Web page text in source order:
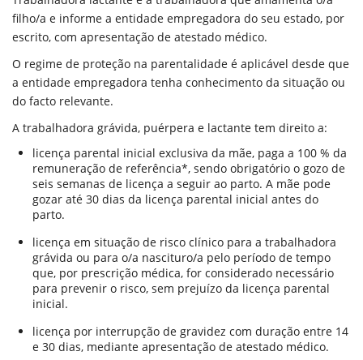
filho/a e informe a entidade empregadora do seu estado, por
escrito, com apresentação de atestado médico.
O regime de proteção na parentalidade é aplicável desde que
a entidade empregadora tenha conhecimento da situação ou
do facto relevante.
A trabalhadora grávida, puérpera e lactante tem direito a:
licença parental inicial exclusiva da mãe, paga a 100 % da
remuneração de referência*, sendo obrigatório o gozo de
seis semanas de licença a seguir ao parto. A mãe pode
gozar até 30 dias da licença parental inicial antes do
parto.
licença em situação de risco clínico para a trabalhadora
grávida ou para o/a nascituro/a pelo período de tempo
que, por prescrição médica, for considerado necessário
para prevenir o risco, sem prejuízo da licença parental
inicial.
licença por interrupção de gravidez com duração entre 14
e 30 dias, mediante apresentação de atestado médico.